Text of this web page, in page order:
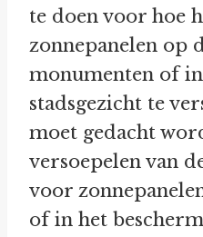
te doen voor hoe
zonnepanelen op
monumenten of
stadsgezicht te
moet gedacht
versoepelen van
voor
of in het